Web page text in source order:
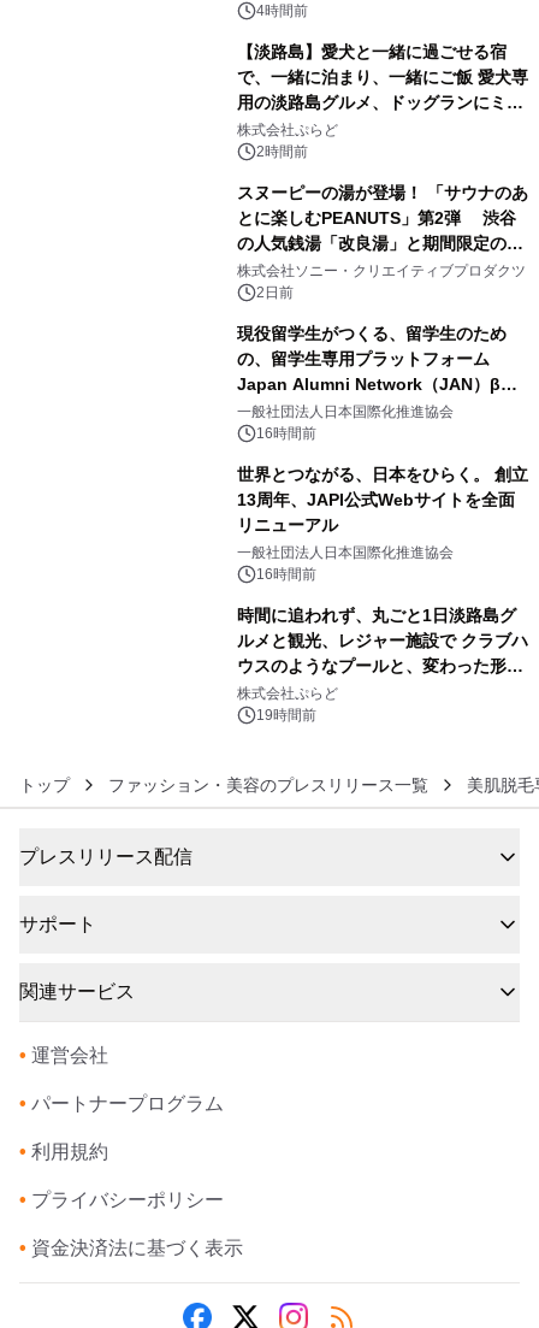
4時間前
【淡路島】愛犬と一緒に過ごせる宿
で、一緒に泊まり、一緒にご飯 愛犬専
用の淡路島グルメ、ドッグランにミニ
プール グランピングとトレーラーハウ
スの2施設で
株式会社ぷらど
2時間前
スヌーピーの湯が登場！ 「サウナのあ
とに楽しむPEANUTS」第2弾 渋谷
の人気銭湯「改良湯」と期間限定のコ
ラボレーション サウナイキタイコラ
ボグッズも発売決定！
株式会社ソニー・クリエイティブプロダクツ
2日前
現役留学生がつくる、留学生のため
の、留学生専用プラットフォーム
Japan Alumni Network（JAN）β版
をリリース
一般社団法人日本国際化推進協会
16時間前
世界とつながる、日本をひらく。 創立
13周年、JAPI公式Webサイトを全面
リニューアル
一般社団法人日本国際化推進協会
16時間前
時間に追われず、丸ごと1日淡路島グ
ルメと観光、レジャー施設で クラブハ
ウスのようなプールと、変わった形の
サウナも 「THE BOXY AWAJI」のお
得な素泊まり連泊プランで
株式会社ぷらど
19時間前
トップ ファッション・美容のプレスリリース一覧 美肌脱
プレスリリース配信
サポート
関連サービス
• 運営会社
• パートナープログラム
• 利用規約
• プライバシーポリシー
• 資金決済法に基づく表示